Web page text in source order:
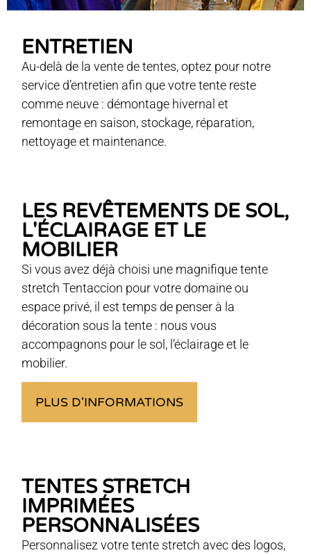
ENTRETIEN
Au-delà de la vente de tentes, optez pour notre
service d’entretien afin que votre tente reste
comme neuve : démontage hivernal et
remontage en saison, stockage, réparation,
nettoyage et maintenance.
LES REVÊTEMENTS DE SOL,
L'ÉCLAIRAGE ET LE
MOBILIER
Si vous avez déjà choisi une magnifique tente
stretch Tentaccion pour votre domaine ou
espace privé, il est temps de penser à la
décoration sous la tente : nous vous
accompagnons pour le sol, l’éclairage et le
mobilier.
PLUS D'INFORMATIONS
TENTES STRETCH
IMPRIMÉES
PERSONNALISÉES
Personnalisez votre tente stretch avec des logos,